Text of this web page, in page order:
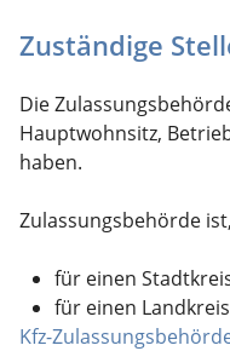
Zuständige
Die
Hauptwohnsitz,
haben.
Zulassungsbehörde ist,
für einen
für einen
Kfz-